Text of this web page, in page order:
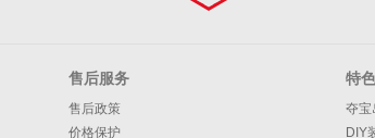
售后服务
售后政策
价格保护
特
夺宝
DIY